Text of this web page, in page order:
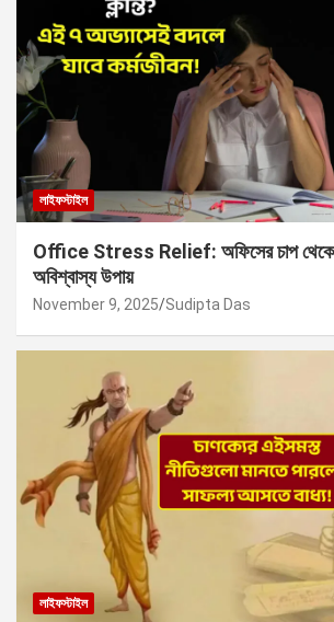
লাইফস্টাইল
Office Stress Relief: অফিসের চাপ থেকে
অবিশ্বাস্য উপায়
November 9, 2025 Sudipta Das
লাইফস্টাইল